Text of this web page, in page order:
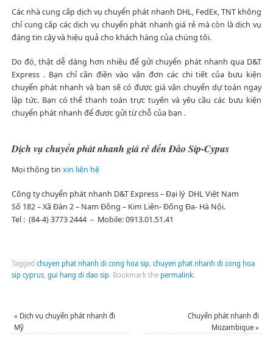
Các nhà cung cấp dịch vụ chuyển phát nhanh DHL, FedEx, TNT không
chỉ cung cấp các dịch vụ chuyển phát nhanh giá rẻ mà còn là dịch vụ
đáng tin cậy và hiệu quả cho khách hàng của chúng tôi.
Do đó, thật dễ dàng hơn nhiều để gửi chuyển phát nhanh qua D&T
Express . Bạn chỉ cần điền vào vận đơn các chi tiết của bưu kiện
chuyển phát nhanh và bạn sẽ có được giá vận chuyển dự toán ngay
lập tức. Bạn có thể thanh toán trực tuyến và yêu cầu các bưu kiện
chuyển phát nhanh để được gửi từ chỗ của bạn .
Dịch vụ chuyển phát nhanh giá rẻ đến Đảo Síp-Cypus
Mọi thông tin xin liên hệ
Công ty chuyển phát nhanh D&T Express – Đại lý DHL Việt Nam
Số 182 – Xã Đàn 2 – Nam Đồng – Kim Liên- Đống Đa- Hà Nội.
Tel : (84-4) 3773 2444 – Mobile: 0913.01.51.41
Tagged chuyen phat nhanh di cong hoa sip, chuyen phat nhanh di cong hoa
sip cyprus, gui hang di dao sip. Bookmark the permalink.
« Dịch vụ chuyển phát nhanh đi
Mỹ
Chuyển phát nhanh đi
Mozambique»